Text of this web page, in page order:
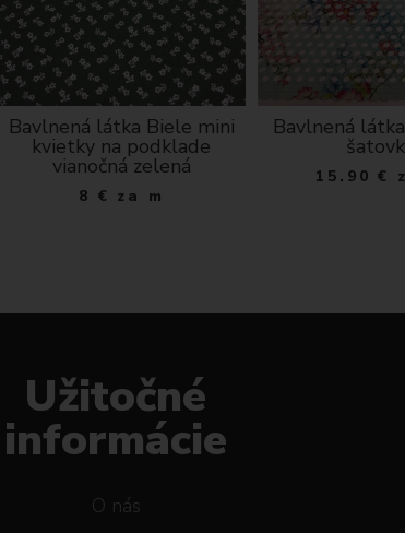
Bavlnená látka Biele mini
kvietky na podklade
vianočná zelená
8 € za m
Bavlnená
15.90 €
Užitočné
informácie
O nás